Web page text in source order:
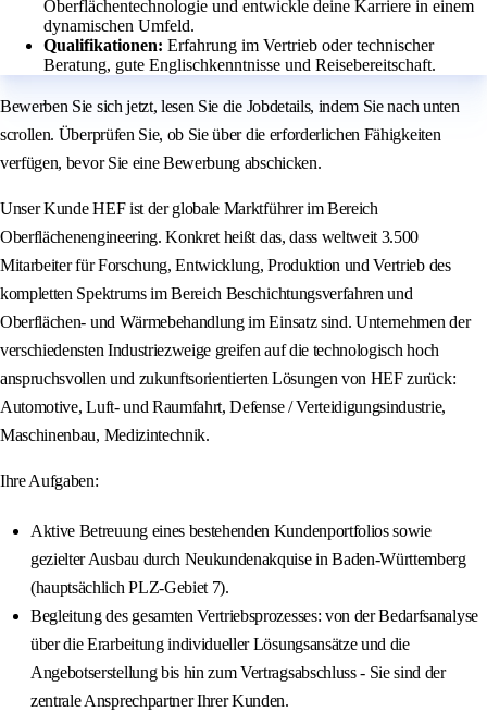
Oberflächentechnologie und entwickle deine Karriere in einem
dynamischen Umfeld.
Qualifikationen: Erfahrung im Vertrieb oder technischer
Beratung, gute Englischkenntnisse und Reisebereitschaft.
Bewerben Sie sich jetzt, lesen Sie die Jobdetails, indem Sie nach unten
scrollen. Überprüfen Sie, ob Sie über die erforderlichen Fähigkeiten
verfügen, bevor Sie eine Bewerbung abschicken.
Unser Kunde HEF ist der globale Marktführer im Bereich
Oberflächenengineering. Konkret heißt das, dass weltweit 3.500
Mitarbeiter für Forschung, Entwicklung, Produktion und Vertrieb des
kompletten Spektrums im Bereich Beschichtungsverfahren und
Oberflächen- und Wärmebehandlung im Einsatz sind. Unternehmen der
verschiedensten Industriezweige greifen auf die technologisch hoch
anspruchsvollen und zukunftsorientierten Lösungen von HEF zurück:
Automotive, Luft- und Raumfahrt, Defense / Verteidigungsindustrie,
Maschinenbau, Medizintechnik.
Ihre Aufgaben:
Aktive Betreuung eines bestehenden Kundenportfolios sowie
gezielter Ausbau durch Neukundenakquise in Baden-Württemberg
(hauptsächlich PLZ-Gebiet 7).
Begleitung des gesamten Vertriebsprozesses: von der Bedarfsanalyse
über die Erarbeitung individueller Lösungsansätze und die
Angebotserstellung bis hin zum Vertragsabschluss - Sie sind der
zentrale Ansprechpartner Ihrer Kunden.